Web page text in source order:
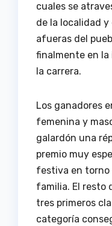
cuales se
de la localidad
afueras del
finalmente en la
la carrera.
Los ganadores
femenina y
galardón una
premio muy
festiva en torno
familia. El resto
tres primeros
categoría